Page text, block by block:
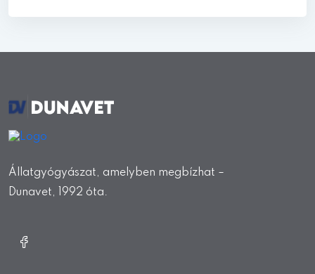
Állatgyógyászat, amelyben megbízhat –
Dunavet, 1992 óta.